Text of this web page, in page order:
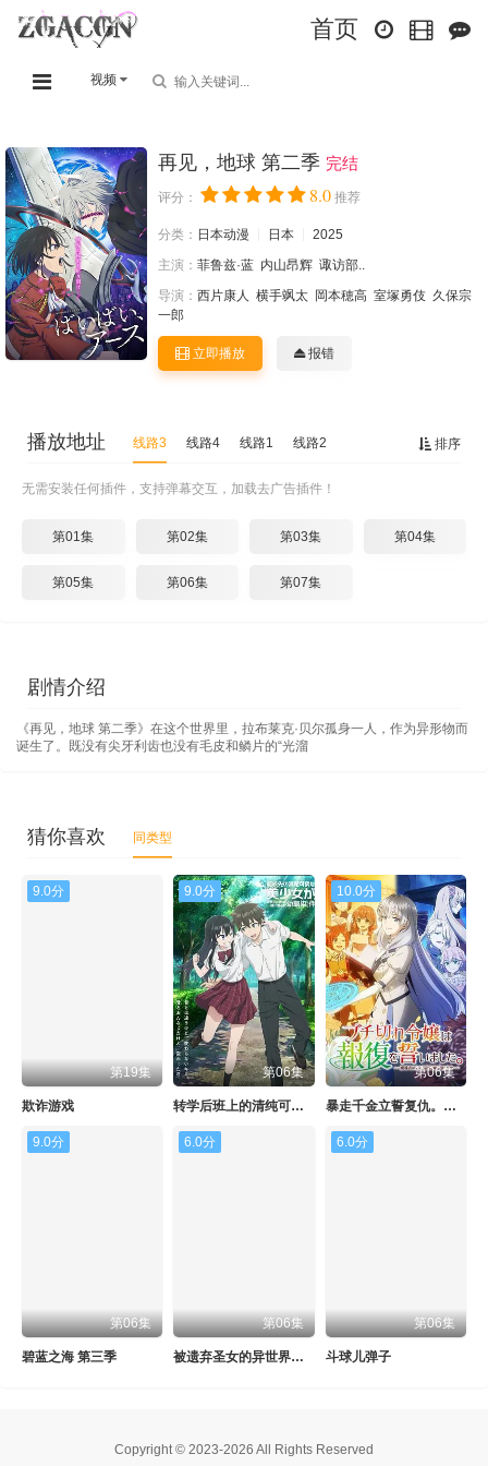
首页
视频
再见，地球 第二季 完结
评分： 8.0 推荐
分类： 日本动漫 日本
2025
主演： 菲鲁兹·蓝 内山昂辉 诹访部..
导演： 西片康人 横手飒太 岡本穂高 室塚勇伎 久保宗
一郎
立即播放 报错
排序
播放地址 线路3 线路4 线路1 线路2
无需安装任何插件，支持弹幕交互，加载去广告插件！
第01集 第02集 第03集 第04集
第05集 第06集 第07集
剧情介绍
《再见，地球 第二季》在这个世界里，拉布莱克·贝尔孤身一人，作为异形物而
诞生了。既没有尖牙利齿也没有毛皮和鳞片的“光溜
猜你喜欢 同类型
9.0分
第19集
欺诈游戏
9.0分
第06集
转学后班上的清纯可爱美少女，竟是小时候玩在一起的哥儿们
10.0分
第06集
暴走千金立誓复仇。～用魔导书之力碾碎祖国～
9.0分
第06集
碧蓝之海 第三季
6.0分
第06集
被遗弃圣女的异世界美食之旅用隐藏技能召唤了露营车
6.0分
第06集
斗球儿弹子
Copyright © 2023-2026 All Rights Reserved